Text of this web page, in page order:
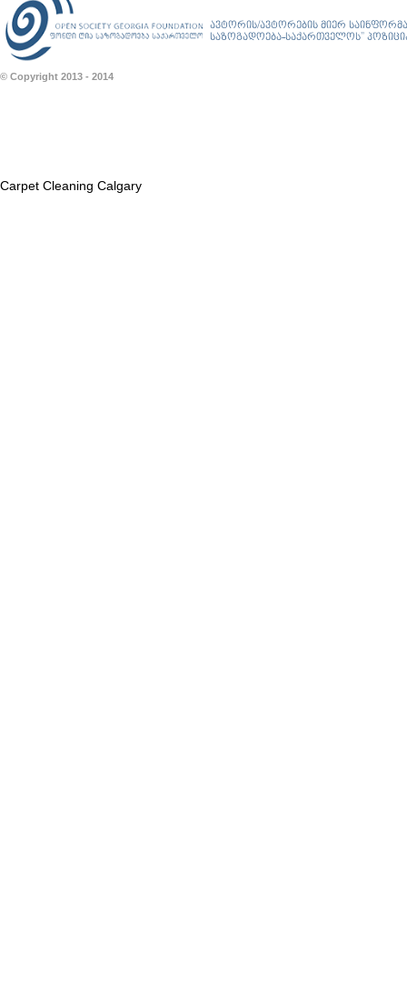
ავტორის/ავტორების მიერ
საზოგადოება-საქართველოს”
© Copyright 2013 - 2014
Carpet Cleaning Calgary